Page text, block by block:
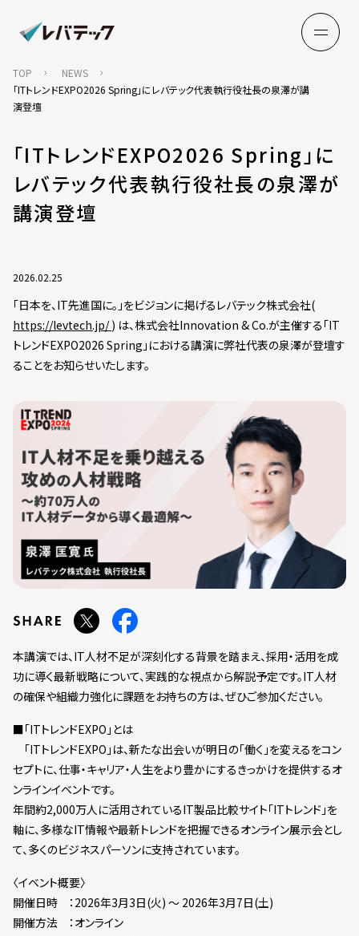
TOP
NEWS
「ITトレンドEXPO2026 Spring」にレバテック代表執行役社長の泉澤が講
演登壇
「ITトレンドEXPO2026 Spring」に
レバテック代表執行役社長の泉澤が
講演登壇
2026.02.25
「日本を、IT先進国に。」をビジョンに掲げるレバテック株式会社(
https://levtech.jp/) は、株式会社Innovation & Co.が主催する「IT
トレンドEXPO2026 Spring」における講演に弊社代表の泉澤が登壇す
ることをお知らせいたします。
本講演では、IT人材不足が深刻化する背景を踏まえ、採用・活用を成
功に導く最新戦略について、実践的な視点から解説予定です。IT人材
の確保や組織力強化に課題をお持ちの方は、ぜひご参加ください。
■「ITトレンドEXPO」とは
「ITトレンドEXPO」は、新たな出会いが明日の「働く」を変えるをコン
セプトに、仕事・キャリア・人生をより豊かにするきっかけを提供するオ
ンラインイベントです。
年間約2,000万人に活用されているIT製品比較サイト「ITトレンド」を
軸に、多様なIT情報や最新トレンドを把握できるオンライン展示会とし
て、多くのビジネスパーソンに支持されています。
〈イベント概要〉
開催日時 ：2026年3月3日(火) ～ 2026年3月7日(土)
開催方法 ：オンライン